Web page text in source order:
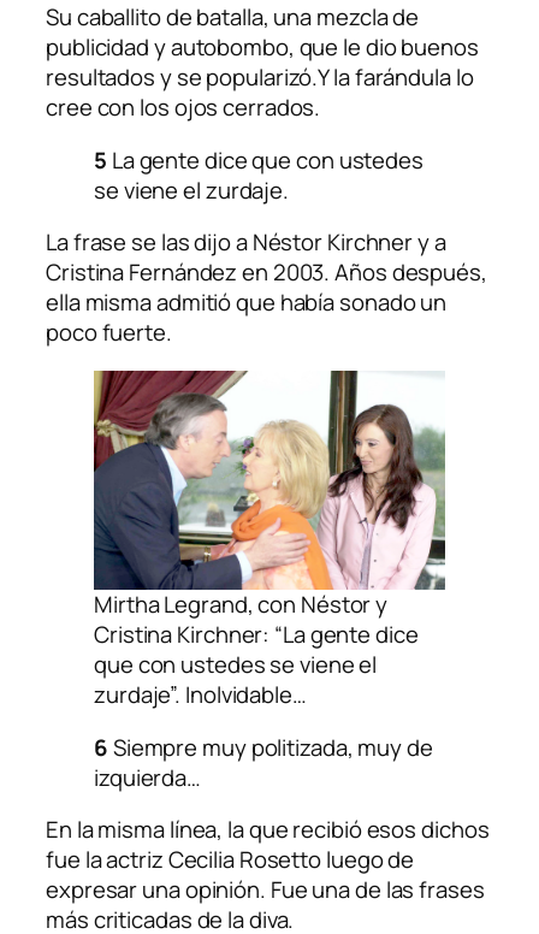
Su caballito de batalla, una mezcla de
publicidad y autobombo, que le dio buenos
resultados y se popularizó.Y la farándula lo
cree con los ojos cerrados.
5 La gente dice que con ustedes
se viene el zurdaje.
La frase se las dijo a Néstor Kirchner y a
Cristina Fernández en 2003. Años después,
ella misma admitió que había sonado un
poco fuerte.
Mirtha Legrand, con Néstor y
Cristina Kirchner: “La gente dice
que con ustedes se viene el
zurdaje”. Inolvidable…
6Siempre muy politizada, muy de
izquierda…
En la misma línea, la que recibió esos dichos
fue la actriz Cecilia Rosetto luego de
expresar una opinión. Fue una de las frases
más criticadas de la diva.